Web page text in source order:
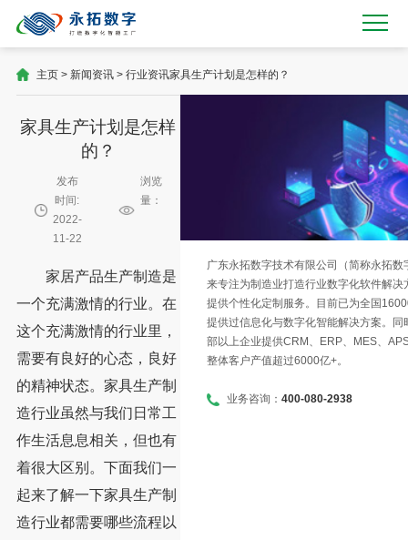
主页> 新闻资讯> 行业资讯家具生产计划是怎样的？
家具生产计划是怎样
的？
发布
时间:
2022-
11-22
浏览
量：
家居产品生产制造是
一个充满激情的行业。在
这个充满激情的行业里，
需要有良好的心态，良好
的精神状态。家具生产制
造行业虽然与我们日常工
作生活息息相关，但也有
着很大区别。下面我们一
起来了解一下家具生产制
造行业都需要哪些流程以
广东永拓数字技术有限公司（简称永拓
来专注为制造业打造行业数字化软件解决
提供个性化定制服务。目前已为全国
提供过信息化与数字化智能解决方案。
部以上企业提供CRM、ERP、MES、
整体客户产值超过6000亿+。
业务咨询： 400-080-2938